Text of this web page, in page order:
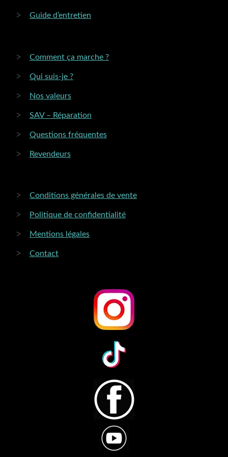
Guide d’entretien
Comment ça marche ?
Qui suis-je ?
Nos valeurs
SAV – Réparation
Questions fréquentes
Revendeurs
Conditions générales de vente
Politique de confidentialité
Mentions légales
Contact